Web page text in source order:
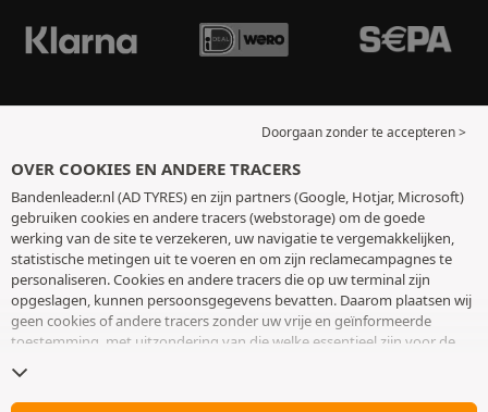
Doorgaan zonder te accepteren >
OVER COOKIES EN ANDERE TRACERS
Bandenleader.nl (AD TYRES) en zijn partners (Google, Hotjar, Microsoft)
gebruiken cookies en andere tracers (webstorage) om de goede
werking van de site te verzekeren, uw navigatie te vergemakkelijken,
statistische metingen uit te voeren en om zijn reclamecampagnes te
personaliseren. Cookies en andere tracers die op uw terminal zijn
opgeslagen, kunnen persoonsgegevens bevatten. Daarom plaatsen wij
geen cookies of andere tracers zonder uw vrije en geïnformeerde
toestemming, met uitzondering van die welke essentieel zijn voor de
toestemming op elk moment intrekken door naar de pagina over
cookies en andere tracerste gaan. U kunt ervoor kiezen om verder te